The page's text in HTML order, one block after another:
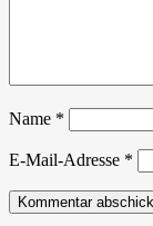
Name *
E-Mail-Adresse *